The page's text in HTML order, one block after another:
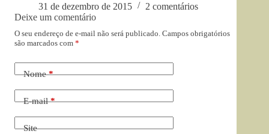
31 de dezembro de 2015
2 comentários
Deixe um comentário
O seu endereço de e-mail não será publicado. Campos obrigatórios
são marcados com *
Nome*
E-mail*
Site